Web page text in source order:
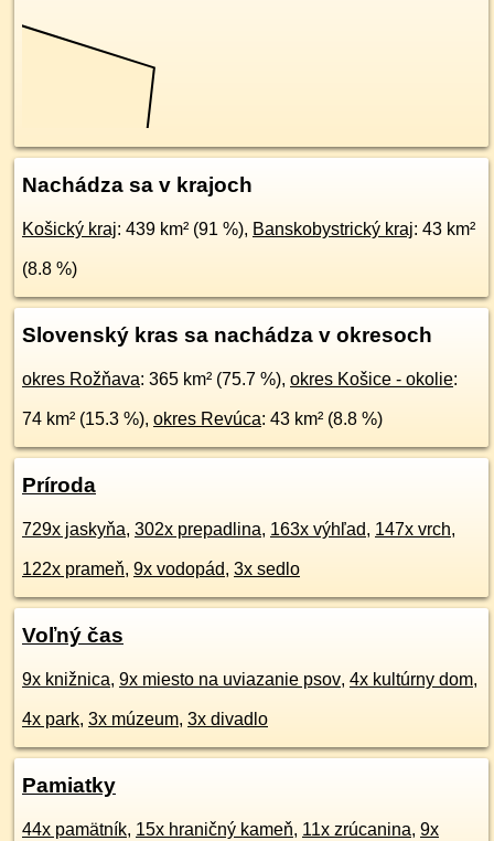
Nachádza sa v krajoch
Košický kraj: 439 km² (91 %), Banskobystrický kraj: 43 km²
(8.8 %)
Slovenský kras sa nachádza v okresoch
okres Rožňava: 365 km² (75.7 %), okres Košice - okolie:
74 km² (15.3 %), okres Revúca: 43 km² (8.8 %)
Príroda
729x jaskyňa, 302x prepadlina, 163x výhľad, 147x vrch,
122x prameň, 9x vodopád, 3x sedlo
Voľný čas
9x knižnica, 9x miesto na uviazanie psov, 4x kultúrny dom,
4x park, 3x múzeum, 3x divadlo
Pamiatky
44x pamätník, 15x hraničný kameň, 11x zrúcanina, 9x